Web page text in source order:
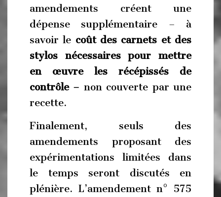
amendements créent une
dépense supplémentaire – à
savoir le coût des carnets et des
stylos nécessaires pour mettre
en œuvre les récépissés de
contrôle – non couverte par une
recette.
Finalement, seuls des
amendements proposant des
expérimentations limitées dans
le temps seront discutés en
plénière. L’amendement n° 575